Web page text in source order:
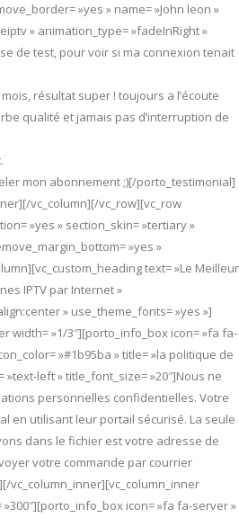
»yes » name= »John leon »
» animation_type= »fadeInRight »
de test, pour voir si ma connexion tenait
résultat super ! toujours a l’écoute
qualité et jamais pas d’interruption de
mon abonnement ;)[/porto_testimonial]
vc_column][/vc_row][vc_row
»yes » section_skin= »tertiary »
»yes »
text= »Le Meilleur
IPTV par Internet »
» use_theme_fonts= »yes »]
width= »1/3″][porto_info_box icon= »fa fa-
»#1b95ba » title= »la politique de
»text-left » title_font_size= »20″]Nous ne
personnelles confidentielles. Votre
en utilisant leur portail sécurisé. La seule
dans le fichier est votre adresse de
votre commande par courrier
icon= »fa fa-server »